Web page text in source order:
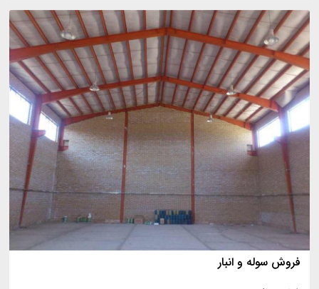
فروش سوله و انبار